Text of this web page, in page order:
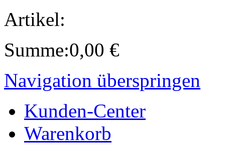
Artikel:
Summe:0,00 €
Navigation überspringen
Kunden-Center
Warenkorb